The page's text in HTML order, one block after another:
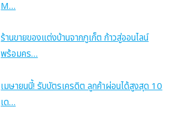
M…
ร้านขายของแต่งบ้านจากภูเก็ต ก้าวสู่ออนไลน์
พร้อมคร…
เมษายนนี้! รับบัตรเครดิต ลูกค้าผ่อนได้สูงสุด 10
เด…